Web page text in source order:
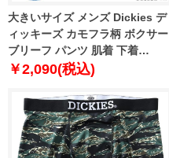
大きいサイズ メンズ Dickies デ
ィッキーズ カモフラ柄 ボクサー
ブリーフ パンツ 肌着 下着
80212600
￥2,090(税込)